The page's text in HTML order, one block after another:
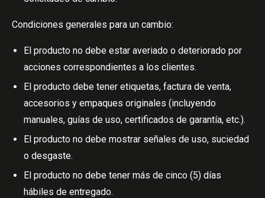
Condiciones generales para un cambio:
El producto no debe estar averiado o deteriorado por
acciones correspondientes a los clientes.
El producto debe tener etiquetas, factura de venta,
accesorios y empaques originales (incluyendo
manuales, guías de uso, certificados de garantía, etc.).
El producto no debe mostrar señales de uso, suciedad
o desgaste.
El producto no debe tener más de cinco (5) días
hábiles de entregado.